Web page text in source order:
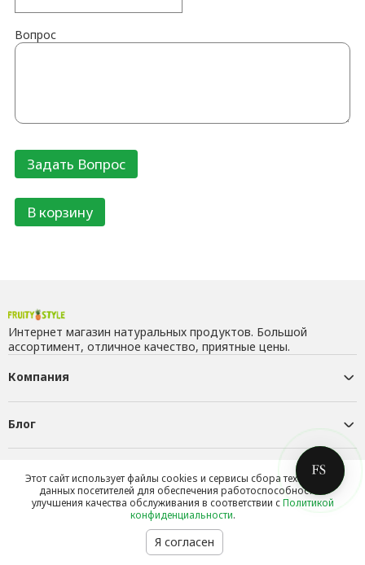
Вопрос
В корзину
Интернет магазин натуральных продуктов. Большой
ассортимент, отличное качество, приятные цены.
Компания
Блог
Контакты
Этот сайт использует файлы cookies и сервисы сбора технических
данных посетителей для обеспечения работоспособности и
улучшения качества обслуживания в соответствии сПолитикой
конфиденциальности.
Я согласен